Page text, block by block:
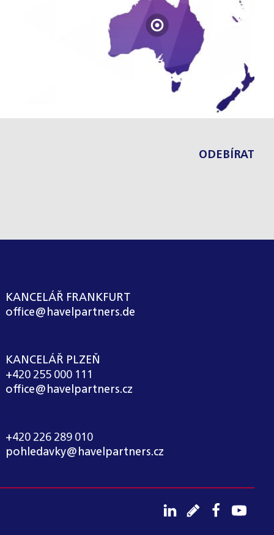
ODEBÍRAT
KANCELÁŘ FRANKFURT
office@havelpartners.de
KANCELÁŘ PLZEŇ
+420 255 000 111
office@havelpartners.cz
+420 226 289 010
pohledavky@havelpartners.cz